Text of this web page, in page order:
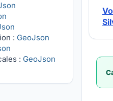
: GeoJson
: GeoJson